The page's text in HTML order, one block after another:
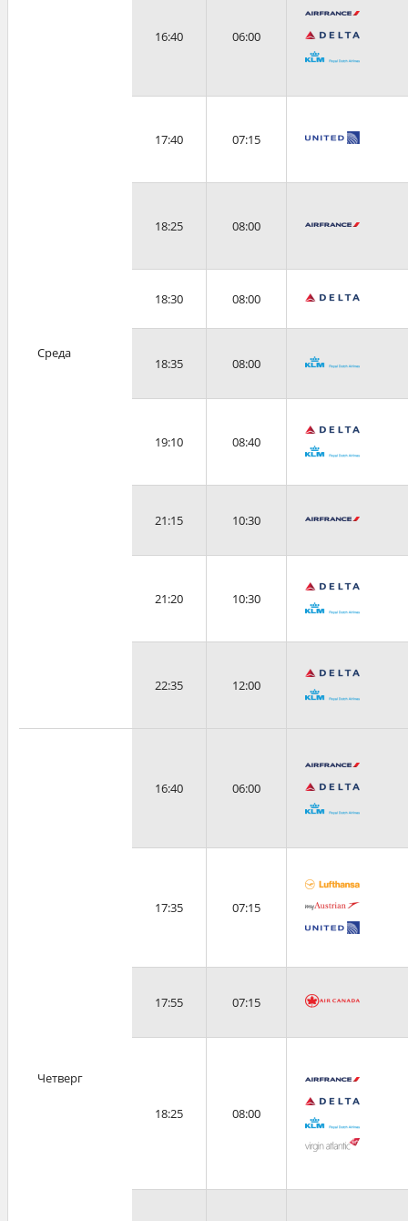
Среда
16:40 06:00
17:40 07:15
18:25 08:00
18:30 08:00
18:35 08:00
19:10 08:40
21:15 10:30
21:20 10:30
22:35 12:00
Четверг
16:40 06:00
17:35 07:15
17:55 07:15
18:25 08:00